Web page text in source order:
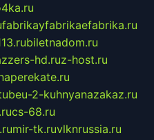
fabrikayfabrikaefabrika.ru
biletnadom.ru
hd.ruz-host.ru
2-kuhnyanazakaz.ru
cs-68.ru
mir-tk.ruvlknrussia.ru